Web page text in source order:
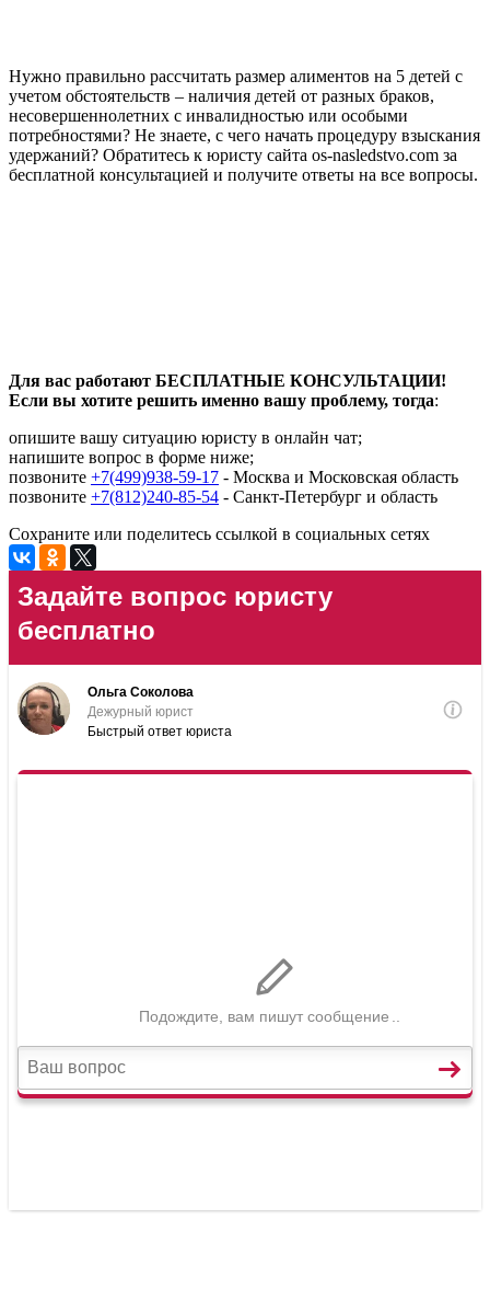
Нужно правильно рассчитать размер алиментов на 5 детей с
учетом обстоятельств – наличия детей от разных браков,
несовершеннолетних с инвалидностью или особыми
потребностями? Не знаете, с чего начать процедуру взыскания
удержаний? Обратитесь к юристу сайта os-nasledstvo.com за
бесплатной консультацией и получите ответы на все вопросы.
Для вас работают БЕСПЛАТНЫЕ КОНСУЛЬТАЦИИ!
Если вы хотите решить именно вашу проблему, тогда:
опишите вашу ситуацию юристу в онлайн чат;
напишите вопрос в форме ниже;
позвоните +7(499)938-59-17 - Москва и Московская область
позвоните +7(812)240-85-54 - Санкт-Петербург и область
Сохраните или поделитесь ссылкой в социальных сетях